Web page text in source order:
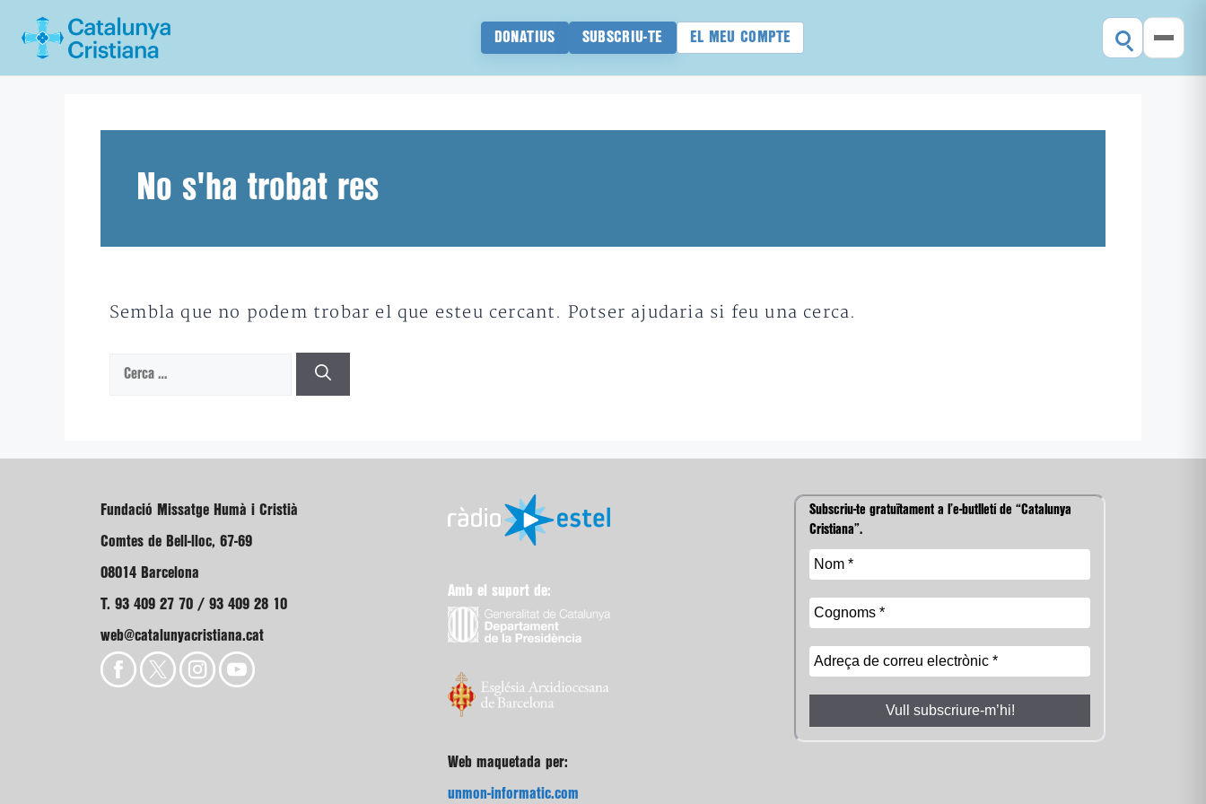
DONATIUS SUBSCRIU-TE EL MEU COMPTE
No s'ha trobat res
Sembla que no podem trobar el que esteu cercant. Potser ajudaria si feu una cerca.
Cerca:
Fundació Missatge Humà i Cristià
Comtes de Bell-lloc, 67-69
08014 Barcelona
T. 93 409 27 70 / 93 409 28 10
web@catalunyacristiana.cat
Amb el suport de:
Web maquetada per:
unmon-informatic.com
Subscriu-te gratuïtament a l’e-butlletí de “Catalunya
Cristiana”.